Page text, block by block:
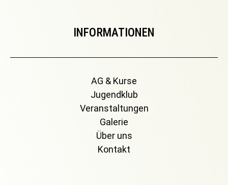
INFORMATIONEN
AG & Kurse
Jugendklub
Veranstaltungen
Galerie
Über uns
Kontakt